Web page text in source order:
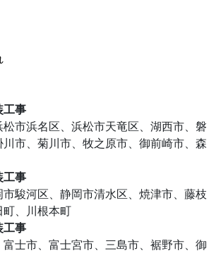
工事
市浜名区、浜松市天竜区、湖⻄市、磐
市、菊川市、牧之原市、御前崎市、森
工事
駿河区、静岡市清水区、焼津市、藤枝
、川根本町
工事
士市、富士宮市、三島市、裾野市、御